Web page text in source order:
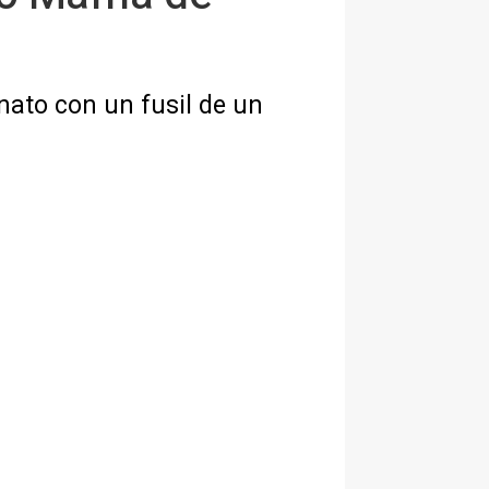
con un fusil de un